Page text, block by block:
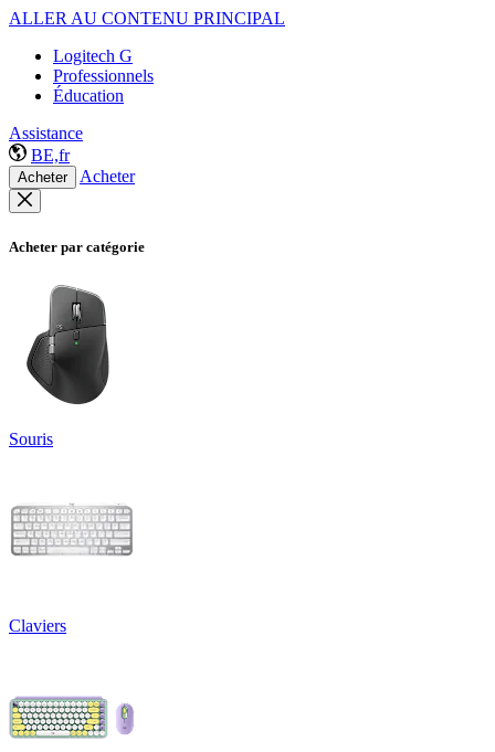
ALLER AU CONTENU PRINCIPAL
Logitech G
Professionnels
Éducation
Assistance
BE,fr
Acheter Acheter
Acheter par catégorie
Souris
Claviers